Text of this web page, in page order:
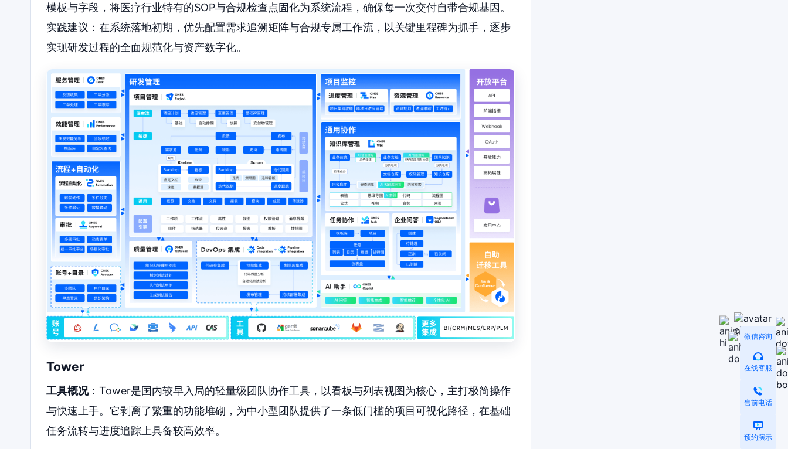
模板与字段，将医疗行业特有的SOP与合规检查点固化为系统流程，确保每一次交付自带合规基因。
实践建议：在系统落地初期，优先配置需求追溯矩阵与合规专属工作流，以关键里程碑为抓手，逐步
实现研发过程的全面规范化与资产数字化。
Tower
工具概况：Tower是国内较早入局的轻量级团队协作工具，以看板与列表视图为核心，主打极简操作
与快速上手。它剥离了繁重的功能堆砌，为中小型团队提供了一条低门槛的项目可视化路径，在基础
任务流转与进度追踪上具备较高效率。
微信咨询
在线客服
售前电话
预约演示